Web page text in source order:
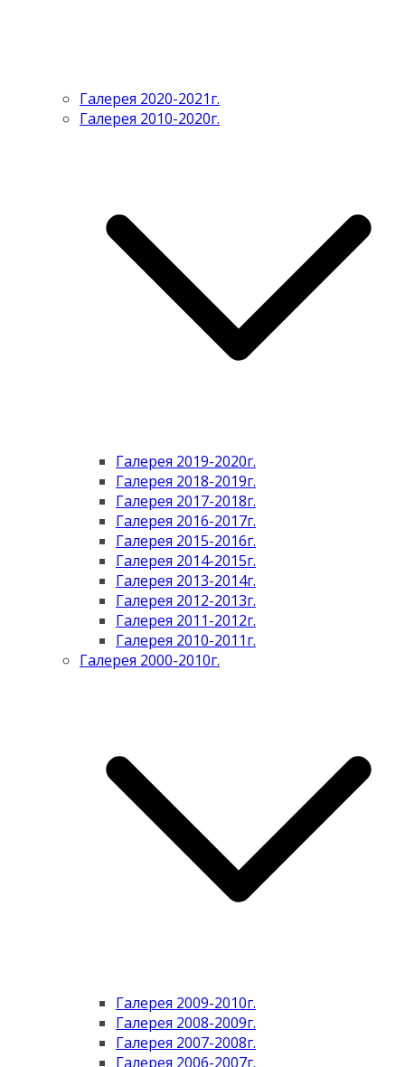
Галерея 2020-2021г.
Галерея 2010-2020г.
Галерея 2019-2020г.
Галерея 2018-2019г.
Галерея 2017-2018г.
Галерея 2016-2017г.
Галерея 2015-2016г.
Галерея 2014-2015г.
Галерея 2013-2014г.
Галерея 2012-2013г.
Галерея 2011-2012г.
Галерея 2010-2011г.
Галерея 2000-2010г.
Галерея 2009-2010г.
Галерея 2008-2009г.
Галерея 2007-2008г.
Галерея 2006-2007г.